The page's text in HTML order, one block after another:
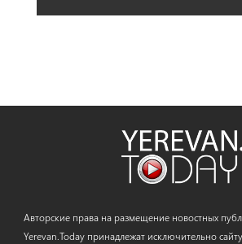
Авторские права на размещение новостных
Yerevan.Today принадлежат исключительно сайту